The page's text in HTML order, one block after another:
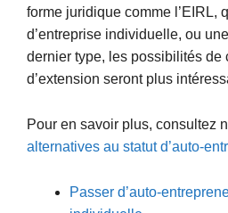
forme juridique comme l’EIRL,
d’entreprise individuelle, ou
dernier type, les possibilités de
d’extension seront plus
Pour en savoir plus, consultez
alternatives au statut d’auto-
Passer d’auto-